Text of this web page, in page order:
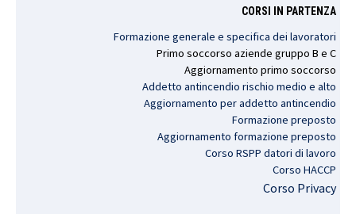
CORSI IN PARTENZA
Formazione generale e specifica dei lavoratori
Primo soccorso aziende gruppo B e C
Aggiornamento primo soccorso
Addetto antincendio rischio medio e alto
Aggiornamento per addetto antincendio
Formazione preposto
Aggiornamento formazione preposto
Corso RSPP datori di lavoro
Corso HACCP
Corso Privacy